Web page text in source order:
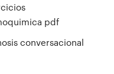
pdf
conversacional